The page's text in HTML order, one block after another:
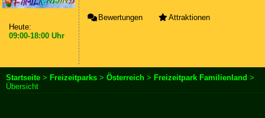
Heute:
09:00-18:00 Uhr
Bewertungen Attraktionen
Startseite > Freizeitparks > Österreich > Freizeitpark Familienland >
Übersicht